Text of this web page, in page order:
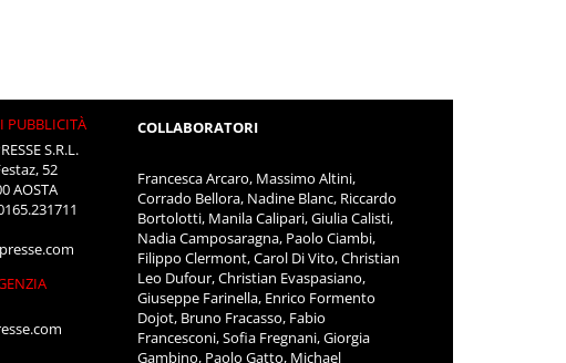
PUBBLICITÀ
S.R.L.
52
AOSTA
COLLABORATORI
Francesca Arcaro, Massimo Altini,
Corrado Bellora, Nadine Blanc, Riccardo
Bortolotti, Manila Calipari, Giulia Calisti,
Nadia Camposaragna, Paolo Ciambi,
Filippo Clermont, Carol Di Vito, Christian
Leo Dufour, Christian Evaspasiano,
Giuseppe Farinella, Enrico Formento
Dojot, Bruno Fracasso, Fabio
Francesconi, Sofia Fregnani, Giorgia
Gambino, Paolo Gatto, Michael